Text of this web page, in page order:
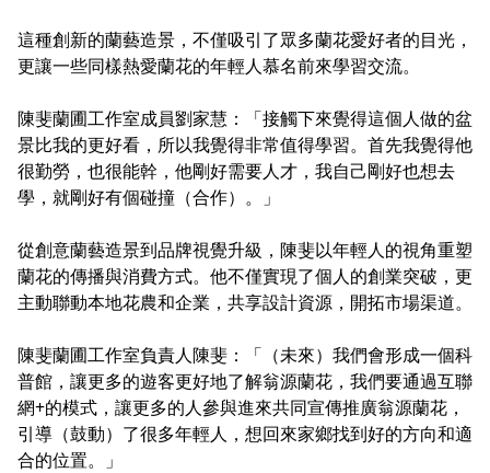
這種創新的蘭藝造景，不僅吸引了眾多蘭花愛好者的目光，
更讓一些同樣熱愛蘭花的年輕人慕名前來學習交流。
陳斐蘭圃工作室成員劉家慧：「接觸下來覺得這個人做的盆
景比我的更好看，所以我覺得非常值得學習。首先我覺得他
很勤勞，也很能幹，他剛好需要人才，我自己剛好也想去
學，就剛好有個碰撞（合作）。」
從創意蘭藝造景到品牌視覺升級，陳斐以年輕人的視角重塑
蘭花的傳播與消費方式。他不僅實現了個人的創業突破，更
主動聯動本地花農和企業，共享設計資源，開拓市場渠道。
陳斐蘭圃工作室負責人陳斐：「（未來）我們會形成一個科
普館，讓更多的遊客更好地了解翁源蘭花，我們要通過互聯
網+的模式，讓更多的人參與進來共同宣傳推廣翁源蘭花，
引導（鼓動）了很多年輕人，想回來家鄉找到好的方向和適
合的位置。」